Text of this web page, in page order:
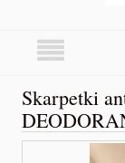
Skarpetki